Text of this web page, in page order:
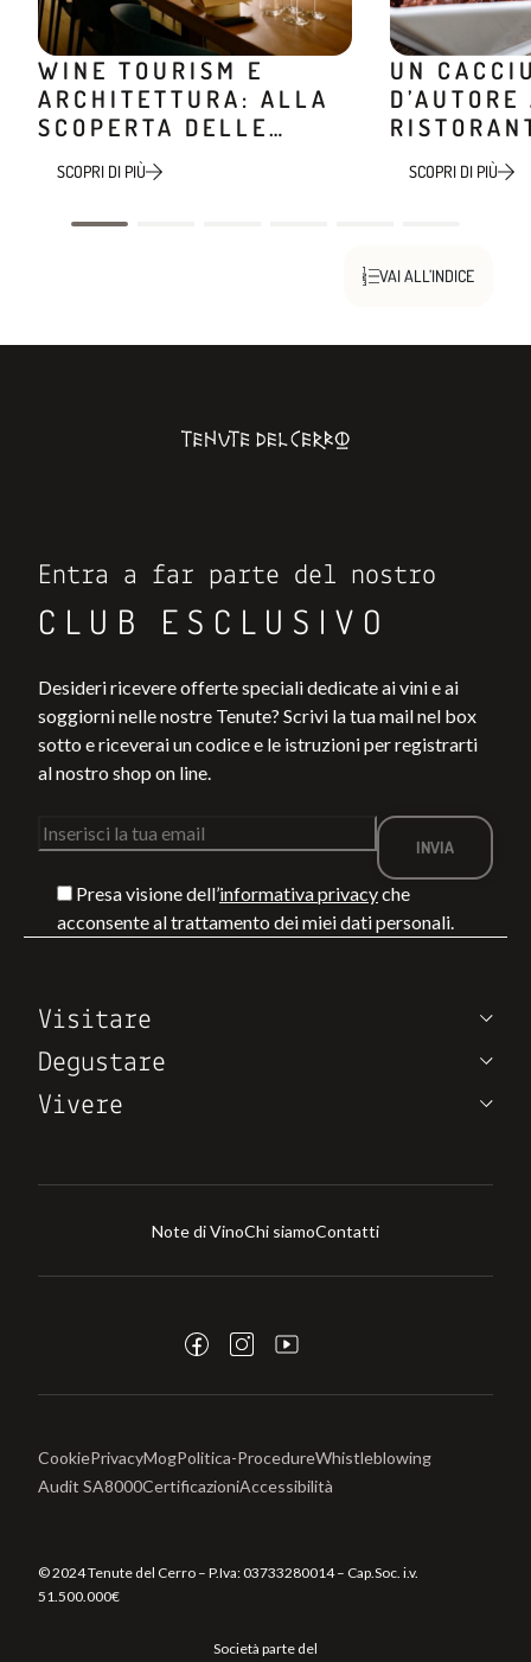
WINE TOURISM E
ARCHITETTURA: ALLA
SCOPERTA DELLE
CANTINE DI DESIGN
SCOPRI DI PIÙ
UN
MINIERA
SCOPRI DI PIÙ
VAI ALL’INDICE
Entra a far parte del nostro
CLUB ESCLUSIVO
Desideri ricevere offerte speciali dedicate ai vini e ai
soggiorni nelle nostre Tenute? Scrivi la tua mail nel box
sotto e riceverai un codice e le istruzioni per registrarti
al nostro shop on line.
Presa visione dell’informativa privacyche
acconsente al trattamento dei miei dati personali.
Visitare
Degustare
Vivere
Note di VinoChi siamoContatti
CookiePrivacyMogPolitica-ProcedureWhistleblowing
Audit SA8000CertificazioniAccessibilità
Società parte del
© 2024 Tenute del Cerro – P.Iva:03733280014– Cap.Soc. i.v.
51.500.000€